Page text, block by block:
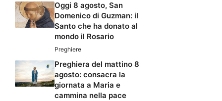
Oggi 8 agosto, San
Domenico di Guzman: il
Santo che ha donato al
mondo il Rosario
Preghiere
Preghiera del mattino 8
agosto: consacra la
giornata a Maria e
cammina nella pace